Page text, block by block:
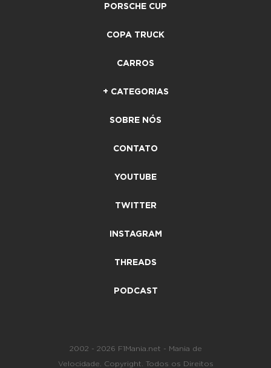
PORSCHE CUP
COPA TRUCK
CARROS
+ CATEGORIAS
SOBRE NÓS
CONTATO
YOUTUBE
TWITTER
INSTAGRAM
THREADS
PODCAST
2002 - 2026 F1Mania.net - Mania de
Velocidade. Copyright. Todos os Direitos